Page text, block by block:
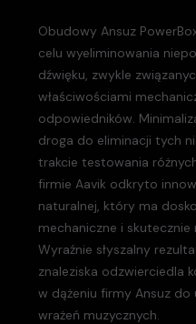
Obudowy Ansuz
celu wyeliminowania
dźwięku, zwykle
właściwościami
odpowiedników.
droga do eliminacji tych
trakcie testowania
firmie Aavik odkryto
naturalnej, który ma
mechaniczne i skutecznie
Wyraźnie słyszalny
znaleziska odzwierciedla
w dążeniu firmy Ansuz do
wrażeń muzycznych.